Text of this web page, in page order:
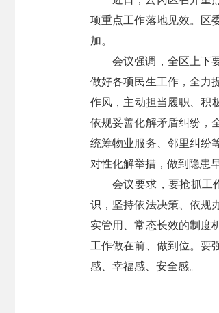
项重点工作落地见效。区
加。
会议强调，全区上下
做好各项民生工作，全力
作风，主动担当履职、积
依规妥善化解矛盾纠纷，
统筹物业服务、邻里纠纷
对性化解举措，做到隐患
会议要求，要抢抓工
识，坚持依法决策、依规
实管用、常态长效的制度
工作做在前、做到位。要
感、幸福感、安全感。